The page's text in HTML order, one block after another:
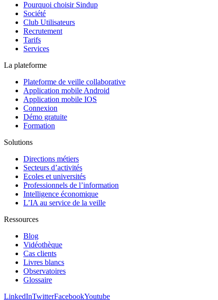
Pourquoi choisir Sindup
Société
Club Utilisateurs
Recrutement
Tarifs
Services
La plateforme
Plateforme de veille collaborative
Application mobile Android
Application mobile IOS
Connexion
Démo gratuite
Formation
Solutions
Directions métiers
Secteurs d’activités
Ecoles et universités
Professionnels de l’information
Intelligence économique
L’IA au service de la veille
Ressources
Blog
Vidéothèque
Cas clients
Livres blancs
Observatoires
Glossaire
LinkedInTwitterFacebookYoutube